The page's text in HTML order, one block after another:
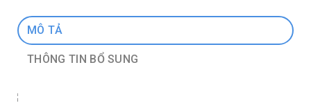
MÔ TẢ
THÔNG TIN BỔ SUNG